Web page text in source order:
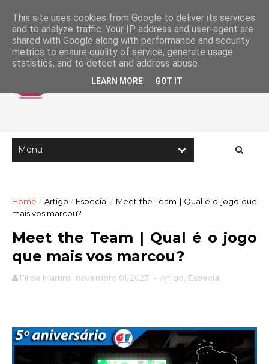
Home / Artigo / Especial / Meet the Team | Qual é o jogo que
mais vos marcou?
Meet the Team | Qual é o jogo
que mais vos marcou?
Filipe Martins novembro 01, 2023 - Artigo Especial
This site uses cookies from Google to deliver its services
and to analyze traffic. Your IP address and user-agent are
shared with Google along with performance and security
metrics to ensure quality of service, generate usage
statistics, and to detect and address abuse.
LEARN MORE GOT IT